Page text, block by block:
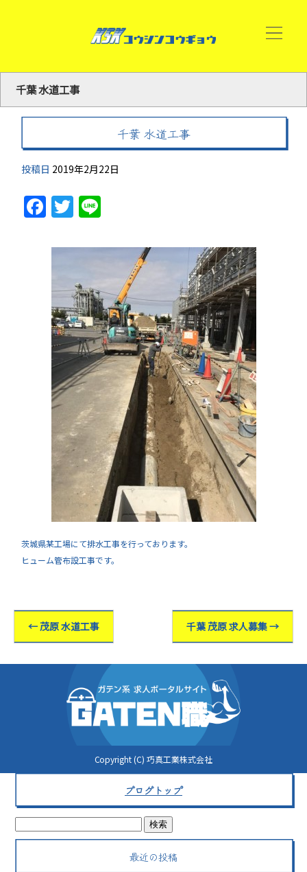
千葉 水道工事
千葉 水道工事
投稿日 2019年2月22日
Facebook
Twitter
茨城県某工場にて排水工事を行っております。
ヒューム管布設工事です。
←茂原 水道工事 千葉 茂原 求人募集→
Copyright (C) 巧真工業株式会社
ブログトップ
最近の投稿